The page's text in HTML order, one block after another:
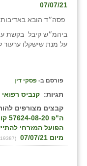
07/07/21
פסה״ד הובא באדיבות
על מנת שישקלו ערעור
פורסם ב- פסקי דין
תגיות: קנביס רפואי
קבצים מצורפים
הפועל המזרחי
מיום 07/07/21
(19387 הורדות)